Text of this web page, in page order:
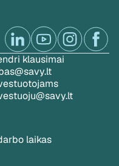
klausimai
laikas